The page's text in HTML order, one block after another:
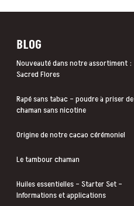
BLOG
Nouveauté dans notre assortiment :
Sacred Flores
Rapé sans tabac – poudre à priser de
chaman sans nicotine
Origine de notre cacao cérémoniel
Le tambour chaman
Huiles essentielles – Starter Set –
Informations et applications